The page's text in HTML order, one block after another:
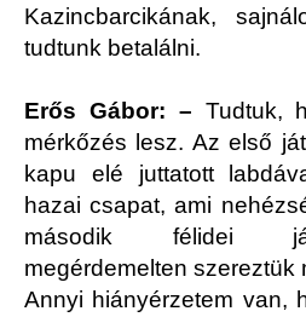
Kazincbarcikának,
tudtunk betalálni.
Erős Gábor: – Tudtuk,
mérkőzés lesz. Az első
kapu elé juttatott
hazai csapat, ami
második félidei
megérdemelten szereztük
Annyi hiányérzetem van,